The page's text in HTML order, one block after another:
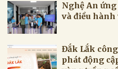
Nghệ An
và điều
Đắk Lắk
phát động